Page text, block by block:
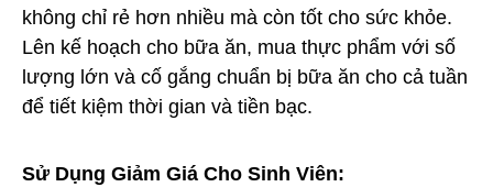
không chỉ rẻ hơn nhiều mà còn tốt cho sức khỏe.
Lên kế hoạch cho bữa ăn, mua thực phẩm với số
lượng lớn và cố gắng chuẩn bị bữa ăn cho cả tuần
để tiết kiệm thời gian và tiền bạc.
Sử Dụng Giảm Giá Cho Sinh Viên: